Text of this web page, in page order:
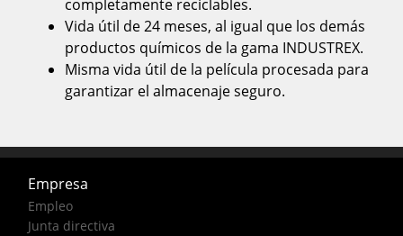
completamente reciclables.
Vida útil de 24 meses, al igual que los demás
productos químicos de la gama INDUSTREX.
Misma vida útil de la película procesada para
garantizar el almacenaje seguro.
Empresa
Empleo
Junta directiva